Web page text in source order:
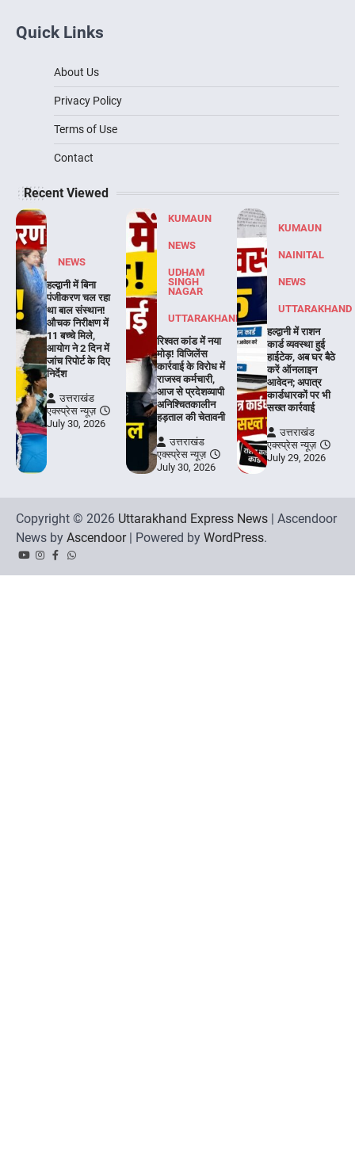
Quick Links
About Us
Privacy Policy
Terms of Use
Contact
Recent Viewed
NEWS
हल्द्वानी में बिना
पंजीकरण चल रहा
था बाल संस्थान!
औचक निरीक्षण में
11 बच्चे मिले,
आयोग ने 2 दिन में
जांच रिपोर्ट के दिए
निर्देश
उत्तराखंड
एक्स्प्रेस न्यूज़
July 30, 2026
KUMAUN
NEWS
UDHAM
SINGH
NAGAR
UTTARAKHAND
रिश्वत कांड में नया
मोड़! विजिलेंस
कार्रवाई के विरोध में
राजस्व कर्मचारी,
आज से प्रदेशव्यापी
अनिश्चितकालीन
हड़ताल की चेतावनी
उत्तराखंड
एक्स्प्रेस न्यूज़
July 30, 2026
KUMAUN
NAINITAL
NEWS
UTTARAKHAND
हल्द्वानी में राशन
कार्ड व्यवस्था हुई
हाईटेक, अब घर बैठे
करें ऑनलाइन
आवेदन; अपात्र
कार्डधारकों पर भी
सख्त कार्रवाई
उत्तराखंड
एक्स्प्रेस न्यूज़
July 29, 2026
Copyright © 2026 Uttarakhand Express News | Ascendoor
News by Ascendoor| Powered by WordPress.
YouTubeInstagram
Facebook
Whatsapp